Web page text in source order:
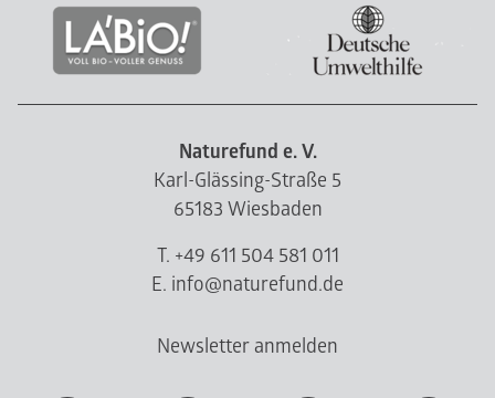
Naturefund e. V.
Karl-Glässing-Straße 5
65183 Wiesbaden
T. +49 611 504 581 011
E. info@naturefund.de
Newsletter anmelden